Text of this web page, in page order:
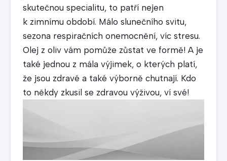
skutečnou specialitu, to patří nejen
k zimnímu období. Málo slunečního svitu,
sezona respiračních onemocnění, víc stresu.
Olej z oliv vám pomůže zůstat ve formě! A je
také jednou z mála výjimek, o kterých platí,
že jsou zdravé a také výborně chutnají. Kdo
to někdy zkusil se zdravou výživou, ví své!